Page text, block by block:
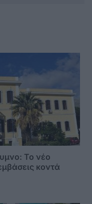
Το νέο
κοντά